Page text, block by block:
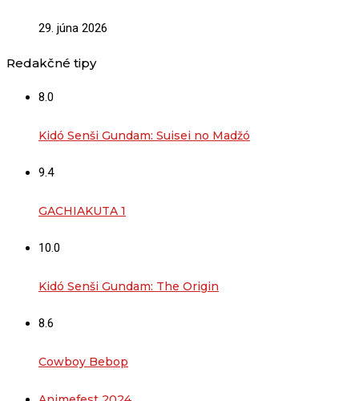
29. júna 2026
Redakčné tipy
8.0
Kidó Senši Gundam: Suisei no Madžó
9.4
GACHIAKUTA 1
10.0
Kidó Senši Gundam: The Origin
8.6
Cowboy Bebop